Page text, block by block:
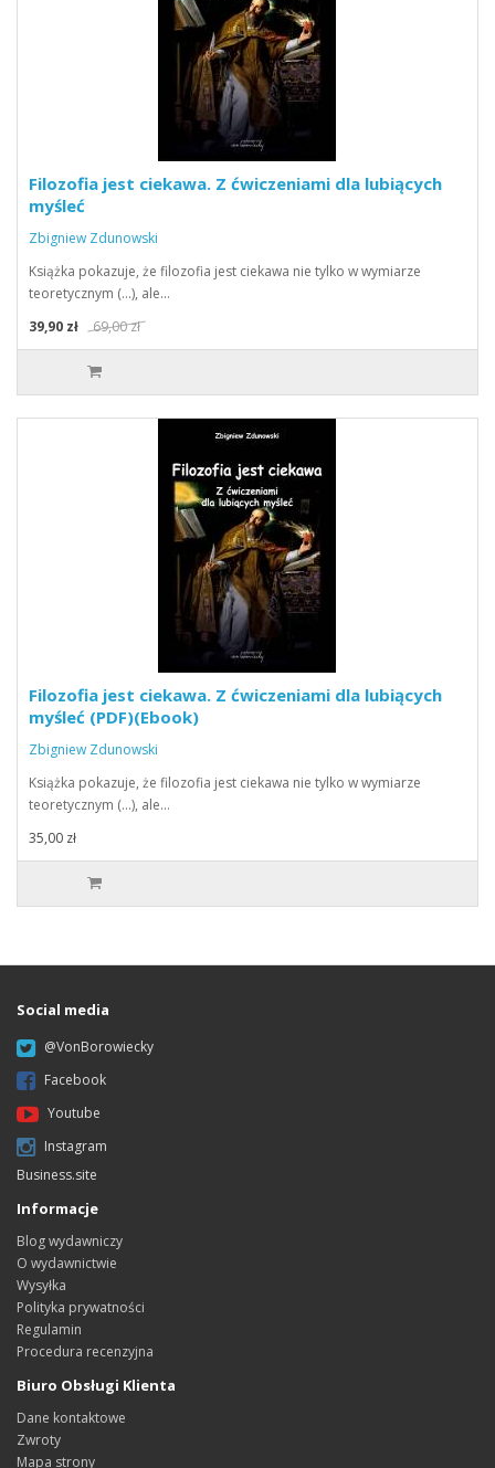
Filozofia jest ciekawa. Z ćwiczeniami dla lubiących
myśleć
Zbigniew Zdunowski
Książka pokazuje, że filozofia jest ciekawa nie tylko w wymiarze
teoretycznym (...), ale…
39,90 zł
69,00 zł
Filozofia jest ciekawa. Z ćwiczeniami dla lubiących
myśleć (PDF)(Ebook)
Zbigniew Zdunowski
Książka pokazuje, że filozofia jest ciekawa nie tylko w wymiarze
teoretycznym (...), ale…
35,00 zł
Social media
@VonBorowiecky
Facebook
Youtube
Instagram
Business.site
Informacje
Blog wydawniczy
O wydawnictwie
Wysyłka
Polityka prywatności
Regulamin
Procedura recenzyjna
Biuro Obsługi Klienta
Dane kontaktowe
Zwroty
Mapa strony